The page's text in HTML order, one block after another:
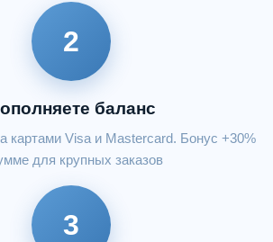
2
баланс
картами Visa и Mastercard. Бонус +30%
для крупных заказов
3